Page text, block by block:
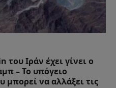
του Ιράν έχει γίνει ο
– Το υπόγειο
να αλλάξει τις